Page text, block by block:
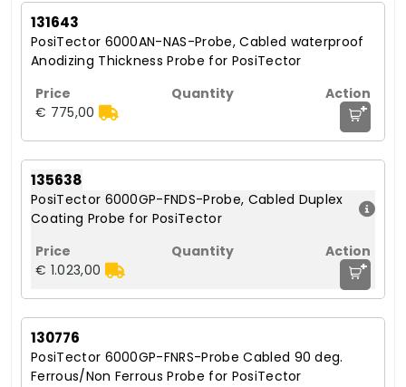
131643
PosiTector 6000AN-NAS-Probe, Cabled waterproof
Anodizing Thickness Probe for PosiTector
€ 775,00 +
135638
PosiTector 6000GP-FNDS-Probe, Cabled Duplex
Coating Probe for PosiTector
€ 1.023,00 +
130776
PosiTector 6000GP-FNRS-Probe Cabled 90 deg.
Ferrous/Non Ferrous Probe for PosiTector